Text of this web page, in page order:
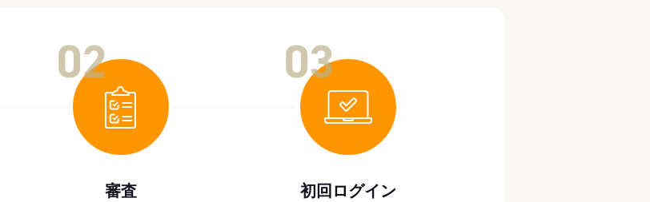
審査 初回ログイン